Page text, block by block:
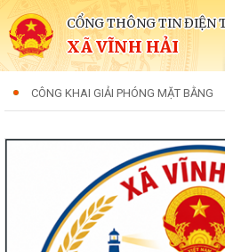
CỔNG THÔNG TIN ĐIỆN
XÃ VĨNH HẢI
CÔNG KHAI GIẢI PHÓNG MẶT BẰNG